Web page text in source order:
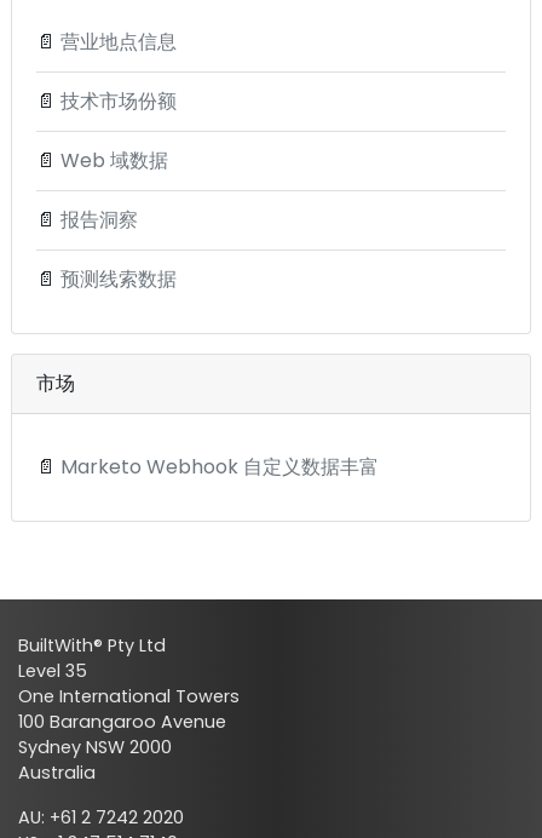
📄 营业地点信息
📄 技术市场份额
📄 Web 域数据
📄 报告洞察
📄 预测线索数据
市场
📄 Marketo Webhook 自定义数据丰富
BuiltWith® Pty Ltd
Level 35
One International Towers
100 Barangaroo Avenue
Sydney NSW 2000
Australia
AU: +61 2 7242 2020